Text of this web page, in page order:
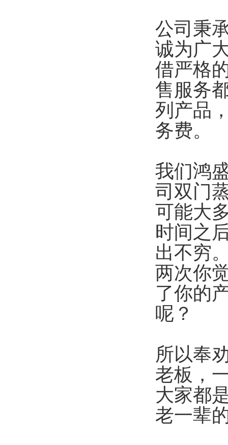
公司秉
诚为广
借严格
售服务
列产品
务费。
我们鸿
司双门
可能大
时间之
出不穷
两次你
了你的
呢？
所以奉
老板，
大家都
老一辈